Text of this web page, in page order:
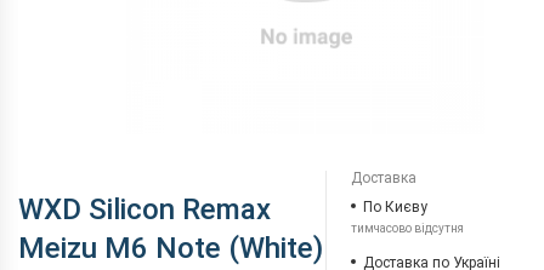
WXD Silicon Remax
Meizu M6 Note (White)
Доставка
По Києву
тимчасово відсутня
Доставка по Україні